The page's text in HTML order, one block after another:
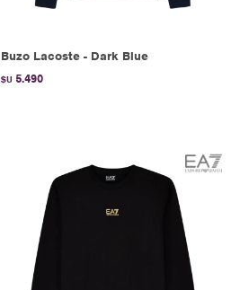
Buzo Lacoste - Dark Blue
$U 5.490